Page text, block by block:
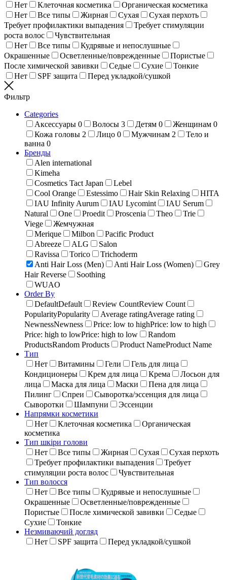
Нет
Клеточная косметика
Органическая косметика
Нет
Все типы Жирная Сухая
Сухая перхоть
Требует профилактики выпадения
Требует стимуляции
роста волос
Чувствительная
Нет
Все типы
Кудрявые и непослушные
Окрашенные
Осветленные/поврежденные
Пористые
После химической завивки
Седые Сухие
Тонкие
Нет
SPF защита Перед укладкой/сушкой
Фильтр
Categories
Аксессуары 0 Волосы 3 Детям 0 Женщинам 0
Кожа головы 2 Лицо 0 Мужчинам 2
Тело и
ванна 0
Бренды
Alen international
Kimeha
Cosmetics Tact Japan
Lebel
Cool Orange
Estessimo Hair Skin Relaxing
HITA
IAU Infinity Aurum
IAU Lycomint
IAU Serum
Natural
One Proedit Proscenia Theo
Trie
Viege
Жемчужная
Merique
Milbon
Pacific Product
Abreeze
ALG
Salon
Ravissa
Torico
Trichoderm
Anti Hair Loss (Men)
Anti Hair Loss (Women)
Grey
Hair Reverse
Soothing
WUAO
Order By
DefaultDefault Review CountReview Count
PopularityPopularity Average ratingAverage rating
NewnessNewness Price: low to highPrice: low to high
Price: high to lowPrice: high to low
Random
ProductsRandom Products Product NameProduct Name
Тип
Нет
Витамины Гели
Гель для лица
Кондиционеры
Крем для лица Крема
Лосьон для
лица
Маска для лица Маски
Пена для лица
Пилинг
Спреи
Сыворотка/эссенция для лица
Сыворотки
Шампуни
Эссенции
Напрямки косметики
Нет
Клеточная косметика
Органическая
косметика
Тип шкіри голови
Нет
Все типы Жирная Сухая
Сухая перхоть
Требует профилактики выпадения
Требует
стимуляции роста волос
Чувствительная
Тип волосся
Нет
Все типы
Кудрявые и непослушные
Окрашенные
Осветленные/поврежденные
Пористые
После химической завивки
Седые
Сухие
Тонкие
Незмиваючий догляд
Нет
SPF защита Перед укладкой/сушкой